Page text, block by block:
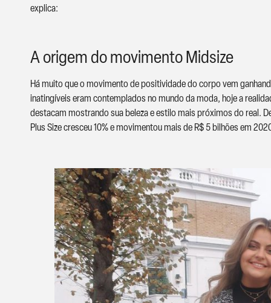
explica:
A origem do movimento Midsize
Há muito que o movimento de positividade do corpo vem
inatingíveis eram contemplados no mundo da moda, hoje a
destacam mostrando sua beleza e estilo mais próximos do real.
Plus Size cresceu 10% e movimentou mais de R$ 5 bilhões em